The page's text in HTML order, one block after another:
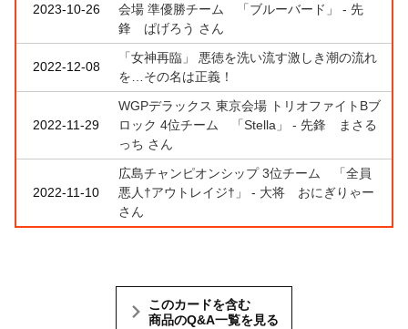
2023-10-26
会場 準優勝チーム 「ブルーバード」 - 先
鋒 ぱげろう さん
2022-12-08
「女神再臨」 悪徳を洗い流す激しき潮の流れ
を…その名は正義！
2022-11-29
WGPデラックス 東京会場 トリオファイトBブ
ロック 4位チーム 「Stella」 - 先鋒 まさる
っち さん
2022-11-10
広島チャンピオンシップ 3位チーム 「全員
悪人†アウトレイジ†」 - 大将 おにぎりゃー
さん
このカードを含む
商品のQ&A一覧を見る